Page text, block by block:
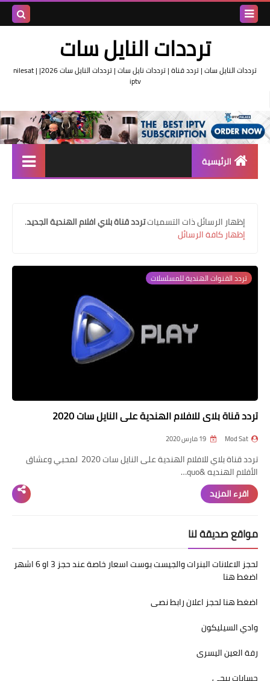
ترددات النايل سات
ترددات النايل سات | تردد قناة | ترددات نايل سات | ترددات النايل سات 2026| nilesat |
iptv
الرئيسية
اقوى ترددات النايل سات
nilesat
iptv
ترددات النايل سات
‏إظهار الرسائل ذات التسمياتتردد قناة بلاي افلام الهندية الجديد.
إظهار كافة الرسائل
تردد القنوات الهندية للمسلسلات
تردد قناة بلاي للافلام الهندية على النايل سات 2020
Mod Sat
تردد قناة بلاي للافلام الهندية على النايل سات 2020 لمحبي وعشاق
الأفلام الهنديه &quo…
اقرء المزيد
مواقع صديقة لنا
لحجز الاعلانات البنرات والجيست بوست اسعار خاصة عند حجز 3 او 6 اشهر
اضغط هنا
اضغط هنا لحجز اعلان رابط نصى
وادي السيليكون
رفة العين اليسرى